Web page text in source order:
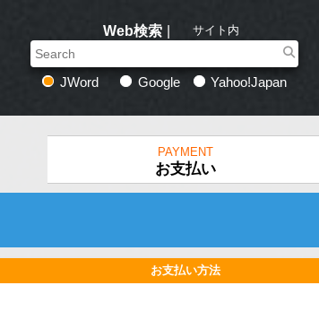
Web検索 サイト内
JWord Google Yahoo!Japan
PAYMENT
お支払い
お支払い方法